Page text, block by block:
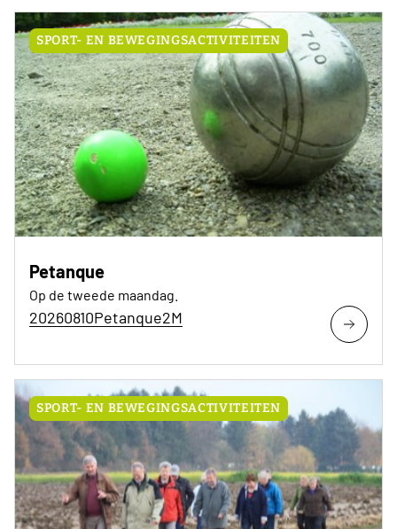
SPORT- EN BEWEGINGSACTIVITEITEN
Petanque
Op de tweede maandag.
20260810Petanque2M
SPORT- EN BEWEGINGSACTIVITEITEN